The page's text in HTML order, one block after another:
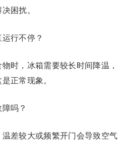
困扰。
行不停？
时，冰箱需要较长时间降温，
正常现象。
吗？
差较大或频繁开门会导致空气